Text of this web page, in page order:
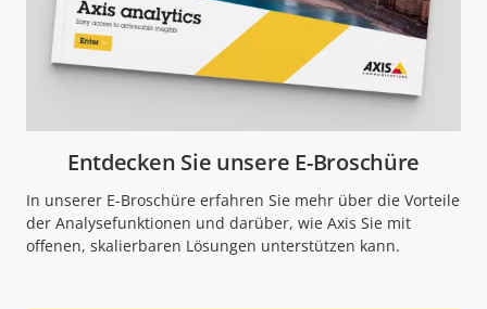
Entdecken Sie unsere E-Broschüre
In unserer E-Broschüre erfahren Sie mehr über die Vorteile
der Analysefunktionen und darüber, wie Axis Sie mit
offenen, skalierbaren Lösungen unterstützen kann.